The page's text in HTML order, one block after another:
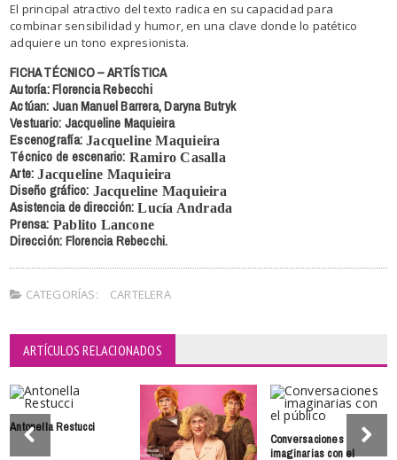
El principal atractivo del texto radica en su capacidad para
combinar sensibilidad y humor, en una clave donde lo patético
adquiere un tono expresionista.
FICHA TÉCNICO – ARTÍSTICA
Autoría: Florencia Rebecchi
Actúan: Juan Manuel Barrera, Daryna Butryk
Vestuario: Jacqueline Maquieira
Escenografía:Jacqueline Maquieira
Técnico de escenario: Ramiro Casalla
Arte: Jacqueline Maquieira
Diseño gráfico: Jacqueline Maquieira
Asistencia de dirección: Lucía Andrada
Prensa: Pablito Lancone
Dirección: Florencia Rebecchi.
CATEGORÍAS: CARTELERA
ARTÍCULOS RELACIONADOS
Antonella Restucci
Conversaciones
imaginarias con el